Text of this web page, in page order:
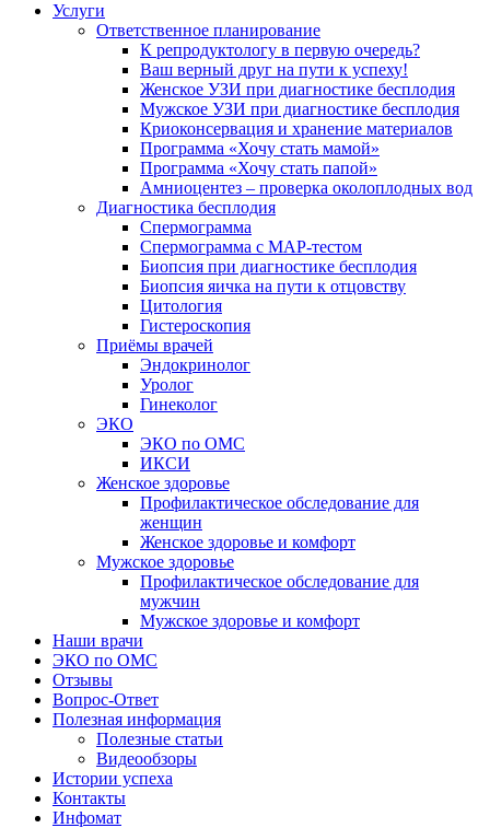
Услуги
Ответственное планирование
К репродуктологу в первую очередь?
Ваш верный друг на пути к успеху!
Женское УЗИ при диагностике бесплодия
Мужское УЗИ при диагностике бесплодия
Криоконсервация и хранение материалов
Программа «Хочу стать мамой»
Программа «Хочу стать папой»
Амниоцентез – проверка околоплодных вод
Диагностика бесплодия
Спермограмма
Спермограмма с МАР-тестом
Биопсия при диагностике бесплодия
Биопсия яичка на пути к отцовству
Цитология
Гистероскопия
Приёмы врачей
Эндокринолог
Уролог
Гинеколог
ЭКО
ЭКО по ОМС
ИКСИ
Женское здоровье
Профилактическое обследование для
женщин
Женское здоровье и комфорт
Мужское здоровье
Профилактическое обследование для
мужчин
Мужское здоровье и комфорт
Наши врачи
ЭКО по ОМС
Отзывы
Вопрос-Ответ
Полезная информация
Полезные статьи
Видеообзоры
Истории успеха
Контакты
Инфомат